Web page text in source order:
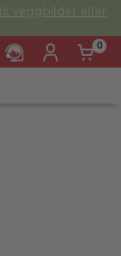
veggbilder eller
0